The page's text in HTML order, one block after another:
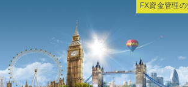
FX資金管理